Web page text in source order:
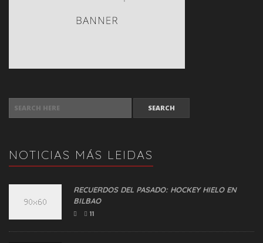
NOTICIAS MÁS LEIDAS
RECUERDOS DEL PASADO: HOCKEY HIELO EN
BILBAO
11